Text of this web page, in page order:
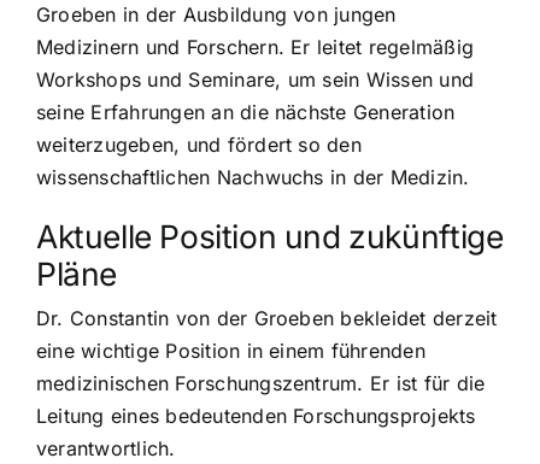
Groeben in der Ausbildung von jungen
Medizinern und Forschern. Er leitet regelmäßig
Workshops und Seminare, um sein Wissen und
seine Erfahrungen an die nächste Generation
weiterzugeben, und fördert so den
wissenschaftlichen Nachwuchs in der Medizin.
Aktuelle Position und zukünftige
Pläne
Dr. Constantin von der Groeben bekleidet derzeit
eine wichtige Position in einem führenden
medizinischen Forschungszentrum. Er ist für die
Leitung eines bedeutenden Forschungsprojekts
verantwortlich.